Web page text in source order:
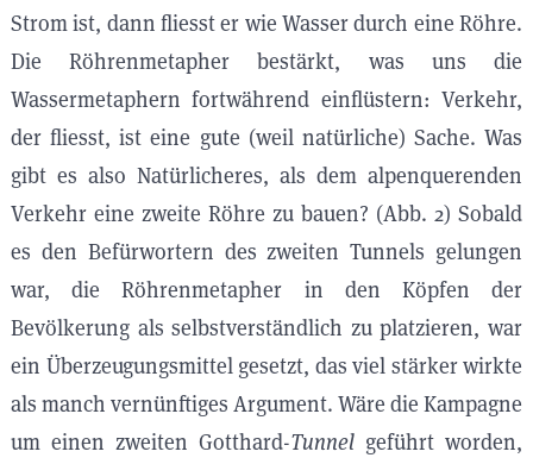
Strom ist, dann fliesst er wie Wasser durch eine Röhre.
Die Röhrenmetapher bestärkt, was uns die
Wassermetaphern fortwährend einflüstern: Verkehr,
der fliesst, ist eine gute (weil natürliche) Sache. Was
gibt es also Natürlicheres, als dem alpenquerenden
Verkehr eine zweite Röhre zu bauen? (Abb. 2) Sobald
es den Befürwortern des zweiten Tunnels gelungen
war, die Röhrenmetapher in den Köpfen der
Bevölkerung als selbstverständlich zu platzieren, war
ein Überzeugungsmittel gesetzt, das viel stärker wirkte
als manch vernünftiges Argument. Wäre die Kampagne
um einen zweiten Gotthard-Tunnel geführt worden,